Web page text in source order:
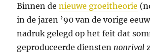
Binnen denieuwe groeitheorie
in de jaren ’90 van de vorige
nadruk gelegd op het feit dat
geproduceerde diensten nonrival